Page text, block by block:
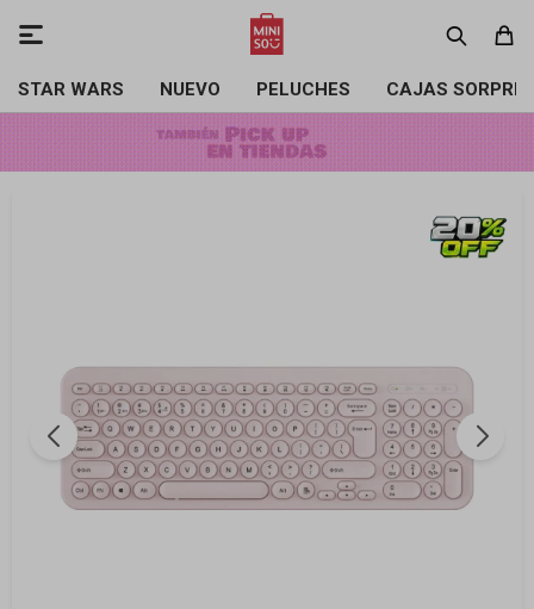
STAR WARS NUEVO PELUCHES CAJAS
